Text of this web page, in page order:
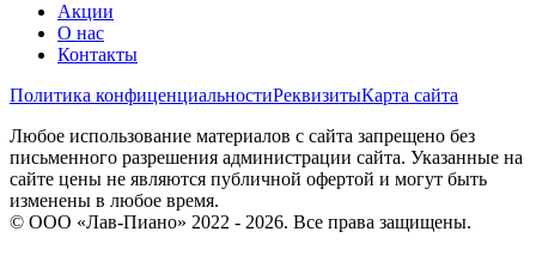
Акции
О нас
Контакты
Политика конфиценциальностиРеквизитыКарта сайта
Любое использование материалов с сайта запрещено без
письменного разрешения администрации сайта. Указанные на
сайте цены не являются публичной офертой и могут быть
изменены в любое время.
© ООО «Лав-Пиано» 2022 - 2026. Все права защищены.